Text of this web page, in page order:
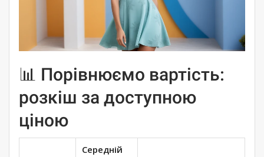
📊 Порівнюємо вартість:
розкіш за доступною
ціною
Середній